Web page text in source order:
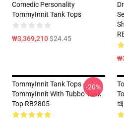
Comedic Personality
TommyInnit Tank Tops
₩3,369,210$24.45
TommyInnit Tank Tops -
TommyInnit With Tubbo Tank
Top RB2805
-20%